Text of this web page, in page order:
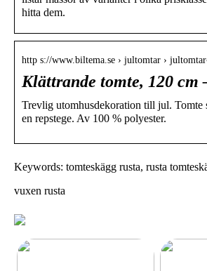
hitta dem.
http s://www.biltema.se › jultomtar ›
Klättrande tomte, 120 cm
Trevlig utomhusdekoration till jul. Tomte
en repstege. Av 100 % polyester.
Keywords: tomteskägg rusta, rusta
vuxen rusta